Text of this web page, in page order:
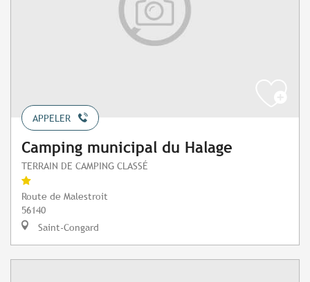
APPELER
Camping municipal du Halage
TERRAIN DE CAMPING CLASSÉ
Route de Malestroit
56140
Saint-Congard